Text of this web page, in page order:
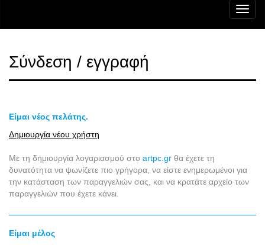
Σύνδεση / εγγραφή
Είμαι νέος πελάτης.
Δημιουργία νέου χρήστη
Με τη δημιουργία λογαριασμού στο artpc.gr θα έχετε τη
δυνατότητα να ψωνίζετε πιο γρήγορα, να είστε ενημερωμένοι για
την κατάσταση των παραγγελιών σας, και να κρατάτε αρχείο των
παραγγελιών που έχετε κάνει.
Είμαι μέλος